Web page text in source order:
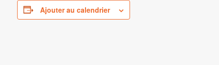
Ajouter au calendrier